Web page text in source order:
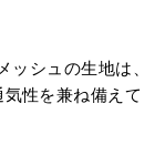
シュの生地は、
性を兼ね備えて